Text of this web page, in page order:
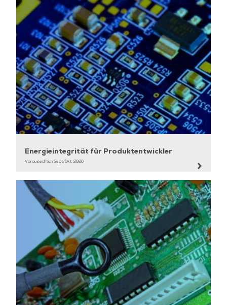
Fortgeschrittene EMV-Partitionierung:
Rauschquellen, SNR, Gleichtaktstrahlung im
Vergleich zum Gegentakt, Gleichtaktisolierung,
ungeschirmtes Gehäuse, Aperturantennen,
Schaffung von Gleichtaktinseln (Moats).
Signalintegrität und Timing-Analyse für DDRx.
Layout-Richtlinien für die erstmalige richtige
DDRx-Implementierung.
Praktische Sitzungen:
-Simulationen des Abschlusses von
verschiedener Platinenschichtenaufbauten;
-IBIS-Modellierung, IBIS-Modellierungstheorie,
Fehlersuche in IBIS-Modellen + IBIS-Editor;
Topologie-Simulation (DDR4), Board-
Partitionierung, Crosstalk-Analyse;
Simulation der Leistungsintegrität - DC-Abfall,
AC-Entkopplungsanalyse und Optimierung zur
Unterdrückung induktiver Spitzen;
-Lösen Sie EMC-Probleme ohne Änderung der
Schaltpläne. Erstellung von ECM-Nullpunkten
und Balken zur Gleichtaktunterdrückung..;
-Serialisierung und Deserialisierung.
Energieintegrität für Produktentwickler
Voraussichtlich Sept/Okt. 2026